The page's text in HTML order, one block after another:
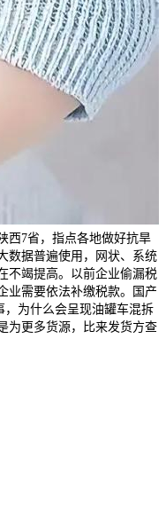
西7省，指点各地做好抗旱
数据普遍使用，网状、系统
不竭提高。以前企业偷漏税
业需要依法补缴税款。国产
为什么会呈现油罐车混拆
为更多货源，比来发货方查